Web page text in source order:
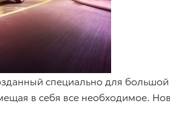
специально для
в себя все необходимое.